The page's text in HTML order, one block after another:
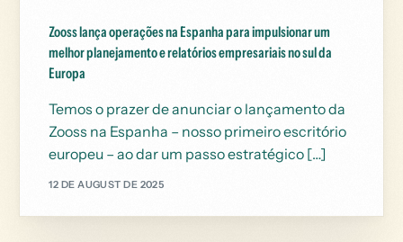
Zooss lança operações na Espanha para impulsionar um
melhor planejamento e relatórios empresariais no sul da
Europa
Temos o prazer de anunciar o lançamento da
Zooss na Espanha – nosso primeiro escritório
europeu – ao dar um passo estratégico […]
12 DE AUGUST DE 2025